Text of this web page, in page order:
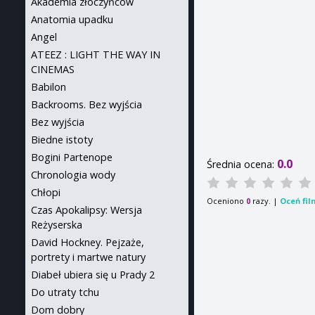
Średnia ocena: 0.0
Oceniono 0 razy. | Oceń
Anatomia upadku
Angel
ATEEZ : LIGHT THE WAY IN
CINEMAS
Babilon
Backrooms. Bez wyjścia
Bez wyjścia
Biedne istoty
Bogini Partenope
Chronologia wody
Chłopi
Czas Apokalipsy: Wersja
Reżyserska
David Hockney. Pejzaże,
portrety i martwe natury
Diabeł ubiera się u Prady 2
Do utraty tchu
Dom dobry